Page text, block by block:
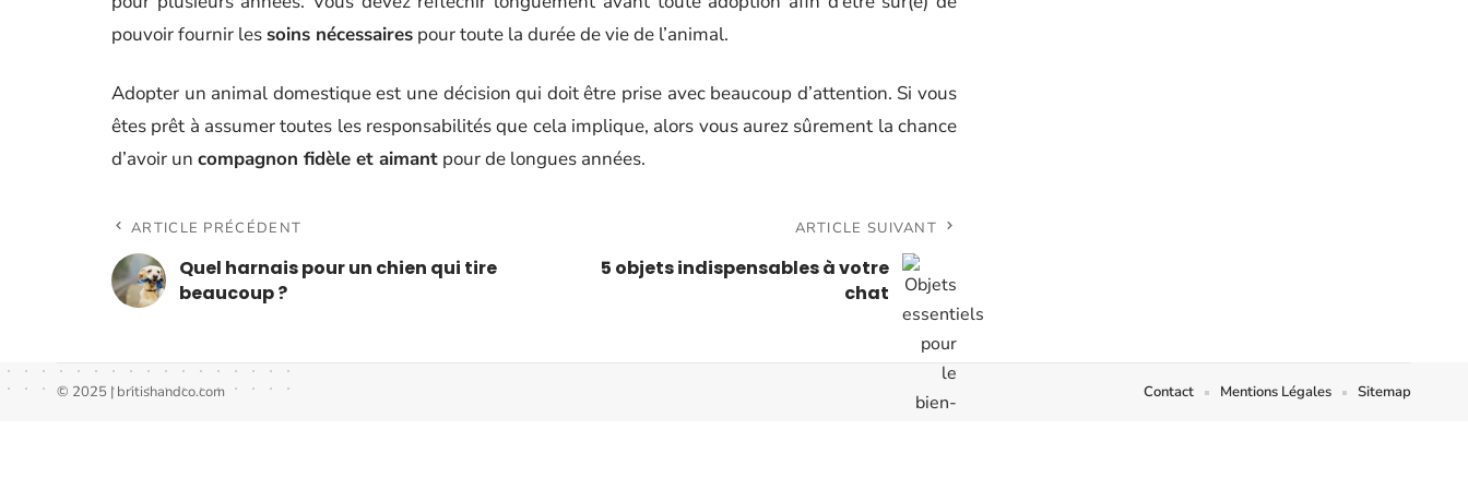
pouvoir fournir les soins nécessaires pour toute la durée de vie de l’animal.
Adopter un animal domestique est une décision qui doit être prise avec beaucoup d’attention. Si vous
êtes prêt à assumer toutes les responsabilités que cela implique, alors vous aurez sûrement la chance
d’avoir un compagnon fidèle et aimant pour de longues années.
ARTICLE PRÉCÉDENT
Quel harnais pour un chien qui tire
beaucoup ?
ARTICLE SUIVANT
5 objets indispensables à votre
chat
© 2025 | britishandco.com Contact Mentions Légales Sitemap